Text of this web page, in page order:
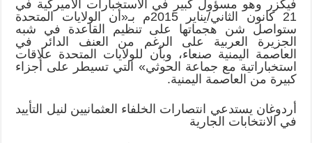
فيكزر وهو مسؤول كبير في الاستخبارات الأميركية في
21 كانون الثاني/يناير 2015م بـ«أن الولايات المتحدة
ستواصل شن هجماتها على تنظيم القاعدة في شبه
الجزيرة العربية على الرغم من العنف الدائر في
العاصمة اليمنية صنعاء، وبأن للولايات المتحدة علاقات
استخباراتية مع جماعة الحوثي» التي تسيطر على أجزاء
كبيرة من العاصمة اليمنية.
أردوغان يستدعي انتصارات الخلفاء العثمانيين لنيل التأييد
في الانتخابات الجارية